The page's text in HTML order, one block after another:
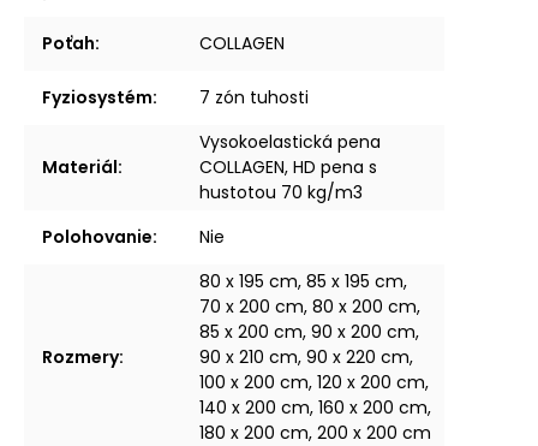
Poťah: COLLAGEN
Fyziosystém: 7 zón tuhosti
Materiál:
Vysokoelastická pena
COLLAGEN, HD pena s
hustotou 70 kg/m3
Polohovanie: Nie
Rozmery:
80 x 195 cm, 85 x 195 cm,
70 x 200 cm, 80 x 200 cm,
85 x 200 cm, 90 x 200 cm,
90 x 210 cm, 90 x 220 cm,
100 x 200 cm, 120 x 200 cm,
140 x 200 cm, 160 x 200 cm,
180 x 200 cm, 200 x 200 cm